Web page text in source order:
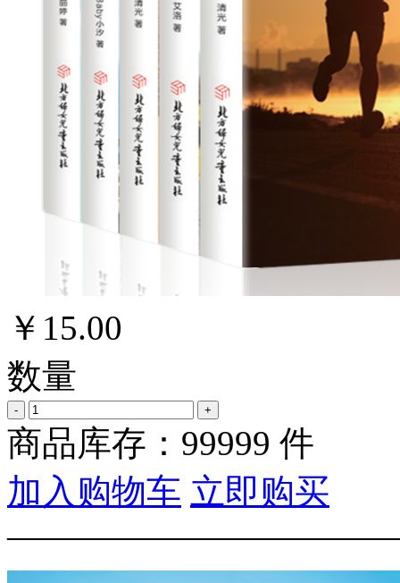
￥ 15.00
数量
- +
商品库存： 99999 件
加入购物车 立即购买